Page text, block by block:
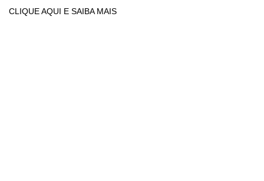
CLIQUE AQUI E SAIBA MAIS